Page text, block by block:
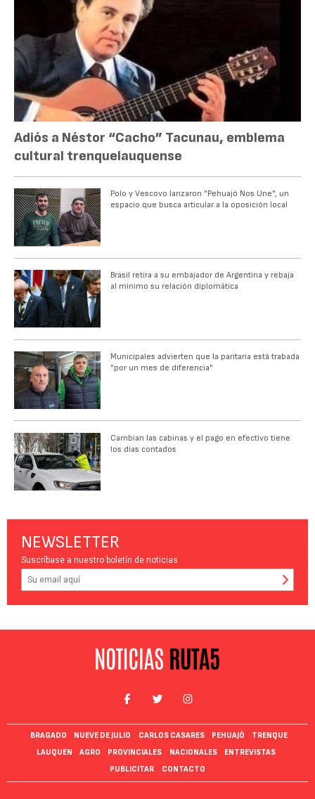
Adiós a Néstor “Cacho” Tacunau, emblema
cultural trenquelauquense
Polo y Vescovo lanzaron "Pehuajó Nos Une", un
espacio que busca articular a la oposición local
Brasil retira a su embajador de Argentina y rebaja
al mínimo su relación diplomática
Municipales advierten que la paritaria está trabada
"por un mes de diferencia"
Cambian las cabinas y el pago en efectivo tiene
los días contados
NEWSLETTER
Suscríbase a nuestro boletín de noticias
BRAGADO NUEVE DE JULIO CARLOS CASARES PEHUAJÓ
TRENQUE
LAUQUEN
AGRO PROVINCIALES NACIONALES
ENTREVISTAS
PUBLICITAR
CONTACTO